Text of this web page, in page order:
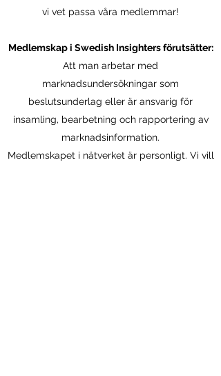
vi vet passa våra medlemmar!
Medlemskap i Swedish Insighters förutsätter:
Att man arbetar med
marknadsundersökningar som
beslutsunderlag eller är ansvarig för
insamling, bearbetning och rapportering av
marknadsinformation.​
Medlemskapet i nätverket är personligt. Vi vill